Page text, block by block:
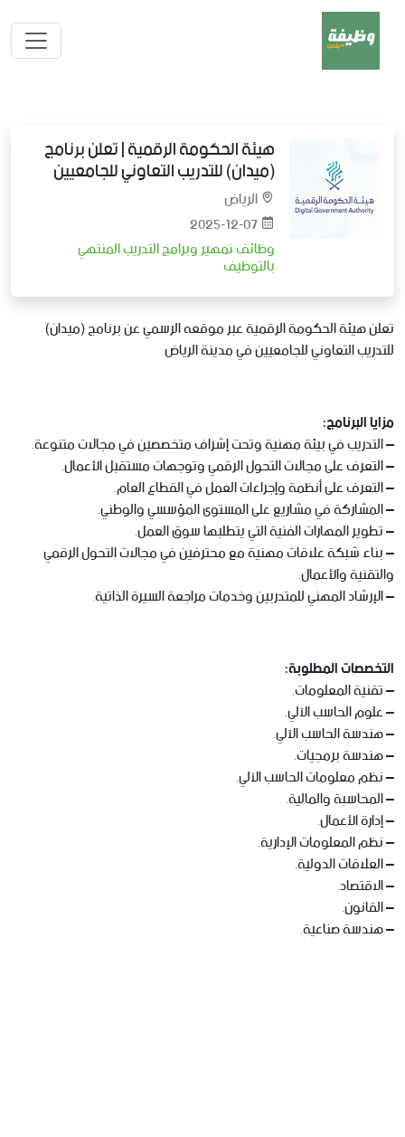
هيئة الحكومة الرقمية | تعلن برنامج
(ميدان) للتدريب التعاوني للجامعيين
الرياض
2025-12-07
وظائف تمهير وبرامج التدريب المنتهي
بالتوظيف
تعلن هيئة الحكومة الرقمية عبر موقعه الرسمي عن برنامج (ميدان)
للتدريب التعاوني للجامعيين في مدينة الرياض
مزايا البرنامج:
– التدريب في بيئة مهنية وتحت إشراف متخصصين في مجالات متنوعة.
– التعرف على مجالات التحول الرقمي وتوجهات مستقبل الأعمال.
– التعرف على أنظمة وإجراءات العمل في القطاع العام.
– المشاركة في مشاريع على المستوى المؤسسي والوطني.
– تطوير المهارات الفنية التي يتطلبها سوق العمل.
– بناء شبكة علاقات مهنية مع محترفين في مجالات التحول الرقمي
والتقنية والأعمال.
– الإرشاد المهني للمتدربين وخدمات مراجعة السيرة الذاتية.
التخصصات المطلوبة:
– تقنية المعلومات.
– علوم الحاسب الآلي.
– هندسة الحاسب الآلي.
– هندسة برمجيات.
– نظم معلومات الحاسب الآلي.
– المحاسبة والمالية.
– إدارة الأعمال.
– نظم المعلومات الإدارية.
– العلاقات الدولية.
– الاقتصاد.
– القانون.
– هندسة صناعية.